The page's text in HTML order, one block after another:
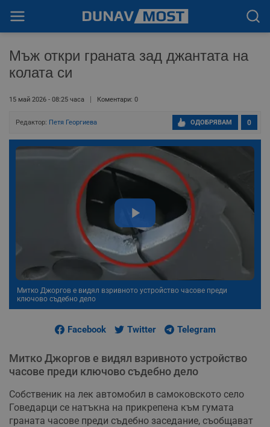
Мъж откри граната зад джантата на
колата си
15 май 2026 - 08:25 часа Коментари: 0
Редактор: Петя Георгиева 0
ОДОБРЯВАМ
Митко Джоргов е видял взривното устройство часове преди
ключово съдебно дело
Facebook Twitter Telegram
Митко Джоргов е видял взривното устройство
часове преди ключово съдебно дело
Собственик на лек автомобил в самоковското село
Говедарци се натъкна на прикрепена към гумата
граната часове преди съдебно заседание, съобщават